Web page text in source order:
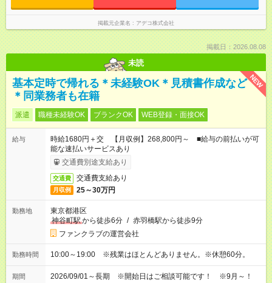
掲載元企業名 アデコ株式会社
掲載日：2026.08.08
未読
NEW
基本定時で帰れる＊未経験OK＊見積書作成など
＊同業務者も在籍
派遣 職種未経験OK ブランクOK WEB登録・面接OK
給与
時給1680円＋交 【月収例】268,800円～ ■給与の前払いが可
能な速払いサービスあり
交通費別途支給あり
交通費 交通費支給あり
月収例 25～30万円
勤務地
東京都港区
神谷町駅から徒歩6分 / 赤羽橋駅から徒歩9分
ファンクラブの運営会社
勤務時間 10:00～19:00 ※残業はほとんどありません。※休憩60分。
期間 2026/09/01～長期 ※開始日はご相談可能です！ ※9月～！